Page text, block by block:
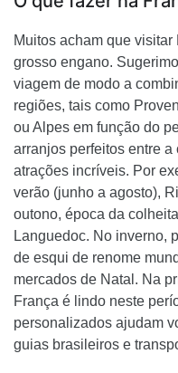
Muitos acham que
grosso engano.
viagem de modo a
regiões, tais como
ou Alpes em função do
arranjos perfeitos entre
atrações incríveis. Por
verão (junho a agosto),
outono, época da
Languedoc. No inverno,
de esqui de renome
mercados de Natal. Na
França é lindo neste
personalizados ajudam
guias brasileiros e